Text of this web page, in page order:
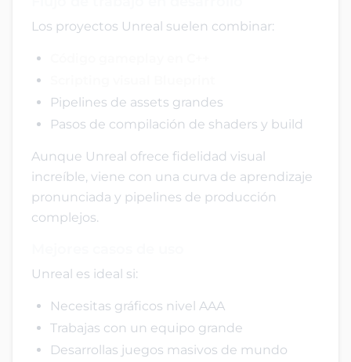
Los proyectos Unreal suelen combinar:
Pipelines de assets grandes
Pasos de compilación de shaders y build
Aunque Unreal ofrece fidelidad visual
increíble, viene con una curva de aprendizaje
pronunciada y pipelines de producción
complejos.
Unreal es ideal si:
Necesitas gráficos nivel AAA
Trabajas con un equipo grande
Desarrollas juegos masivos de mundo